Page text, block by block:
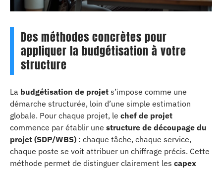
Des méthodes concrètes pour
appliquer la budgétisation à votre
structure
La budgétisation de projet s’impose comme une
démarche structurée, loin d’une simple estimation
globale. Pour chaque projet, le chef de projet
commence par établir une structure de découpage du
projet (SDP/WBS) : chaque tâche, chaque service,
chaque poste se voit attribuer un chiffrage précis. Cette
méthode permet de distinguer clairement les capex